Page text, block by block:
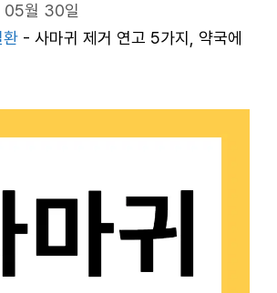
05월 30일
환 - 사마귀 제거 연고 5가지, 약국에